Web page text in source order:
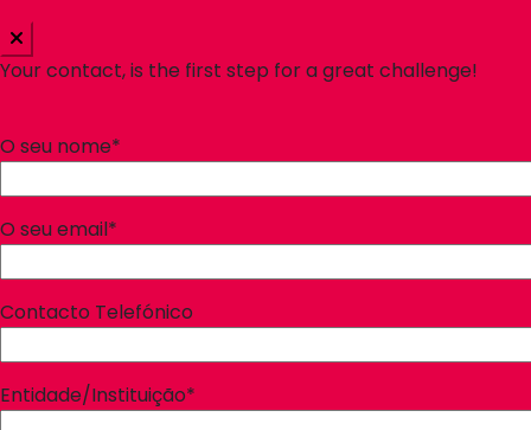
Your contact, is the first step for a great challenge!
O seu nome*
O seu email*
Contacto Telefónico
Entidade/Instituição*